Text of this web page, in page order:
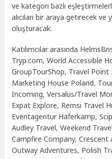
ve kategori bazlı
alıcıları bir araya getirecek
oluşturacak.
Katılımcılar arasında
Tryp.com, World Accessible
GroupTourShop, Travel
Marketing House Poland,
Incoming, Versalus/Travel
Expat Explore, Remsi Travel
Eventagentur Haferkamp,
Audley Travel, Weekend
Campfire Company,
Outway Adventures, Polish